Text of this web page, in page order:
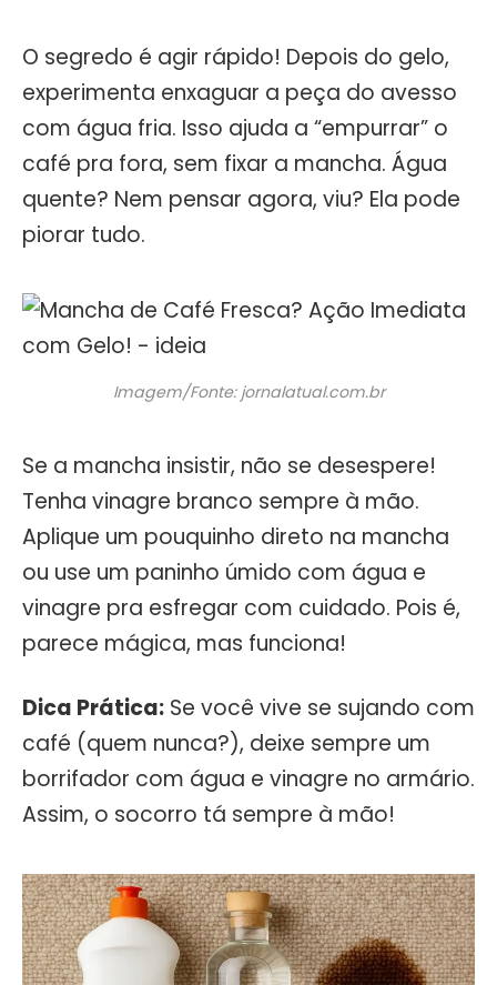
O segredo é agir rápido! Depois do gelo,
experimenta enxaguar a peça do avesso
com água fria. Isso ajuda a “empurrar” o
café pra fora, sem fixar a mancha. Água
quente? Nem pensar agora, viu? Ela pode
piorar tudo.
Imagem/Fonte: jornalatual.com.br
Se a mancha insistir, não se desespere!
Tenha vinagre branco sempre à mão.
Aplique um pouquinho direto na mancha
ou use um paninho úmido com água e
vinagre pra esfregar com cuidado. Pois é,
parece mágica, mas funciona!
Dica Prática: Se você vive se sujando com
café (quem nunca?), deixe sempre um
borrifador com água e vinagre no armário.
Assim, o socorro tá sempre à mão!